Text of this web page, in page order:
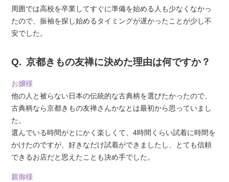
周囲では高校を卒業してすぐに準備を始める人も少なくなかっ
たので、振袖を探し始めるタイミングが遅かったことが少し不
安でした。
京都きもの友禅に決めた理由は何ですか？
お嬢様
他の人と被らない日本の伝統的な古典柄を選びたかったので、
古典柄なら京都きもの友禅さんかなとは最初から思っていまし
た。
選んでいる時間がとにかく楽しくて、4時間くらい試着に時間を
かけたのですが、好きなだけ試着ができましたし、とても信頼
できるお店だと思えたことも決め手でした。
親御様